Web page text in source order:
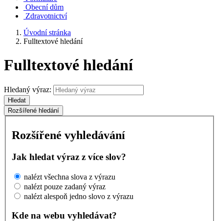
Obecní dům
Zdravotnictví
Úvodní stránka
Fulltextové hledání
Fulltextové hledání
Hledaný výraz:
Hledat
Rozšířené hledání
Rozšířené vyhledávání
Jak hledat výraz z více slov?
nalézt všechna slova z výrazu
nalézt pouze zadaný výraz
nalézt alespoň jedno slovo z výrazu
Kde na webu vyhledávat?